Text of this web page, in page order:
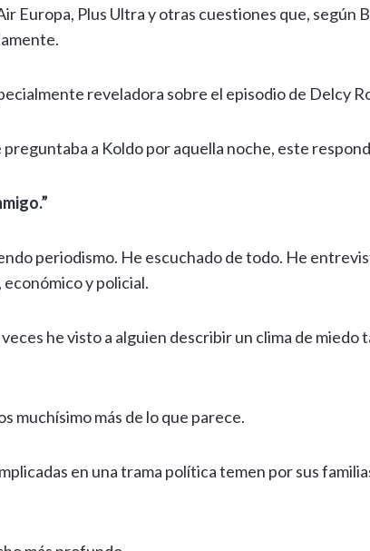
Europa, Plus Ultra y otras cuestiones que, según
reveladora sobre el episodio de Delcy
a Koldo por aquella noche, este
periodismo. He escuchado de todo. He
y policial.
he visto a alguien describir un clima de miedo
muchísimo más de lo que parece.
en una trama política temen por sus